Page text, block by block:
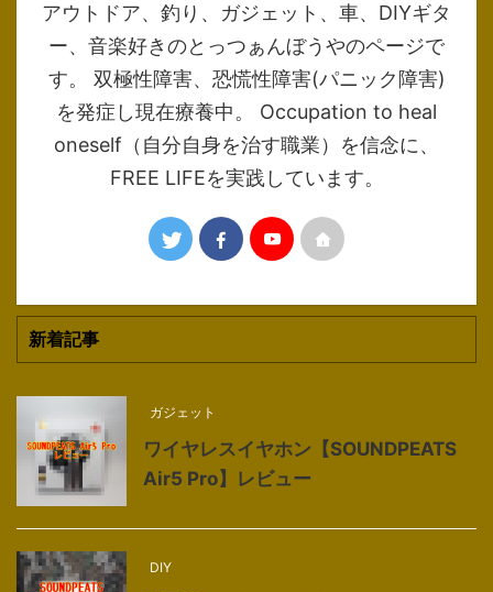
アウトドア、釣り、ガジェット、車、DIYギタ
ー、音楽好きのとっつぁんぼうやのページで
す。 双極性障害、恐慌性障害(パニック障害)
を発症し現在療養中。 Occupation to heal
oneself（自分自身を治す職業）を信念に、
FREE LIFEを実践しています。
新着記事
ガジェット
ワイヤレスイヤホン【SOUNDPEATS
Air5 Pro】レビュー
DIY